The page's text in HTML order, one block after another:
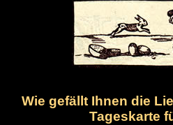
Wie gefällt Ihnen die
Tageskarte